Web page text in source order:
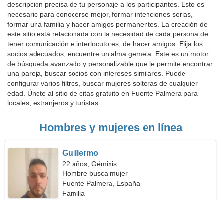
descripción precisa de tu personaje a los participantes. Esto es
necesario para conocerse mejor, formar intenciones serias,
formar una familia y hacer amigos permanentes. La creación de
este sitio está relacionada con la necesidad de cada persona de
tener comunicación e interlocutores, de hacer amigos. Elija los
socios adecuados, encuentre un alma gemela. Este es un motor
de búsqueda avanzado y personalizable que le permite encontrar
una pareja, buscar socios con intereses similares. Puede
configurar varios filtros, buscar mujeres solteras de cualquier
edad. Únete al sitio de citas gratuito en Fuente Palmera para
locales, extranjeros y turistas.
Hombres y mujeres en línea
Guillermo
22 años, Géminis
Hombre busca mujer
Fuente Palmera, España
Familia